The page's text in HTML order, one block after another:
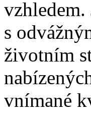
vzhledem.
s
životním
vnímané